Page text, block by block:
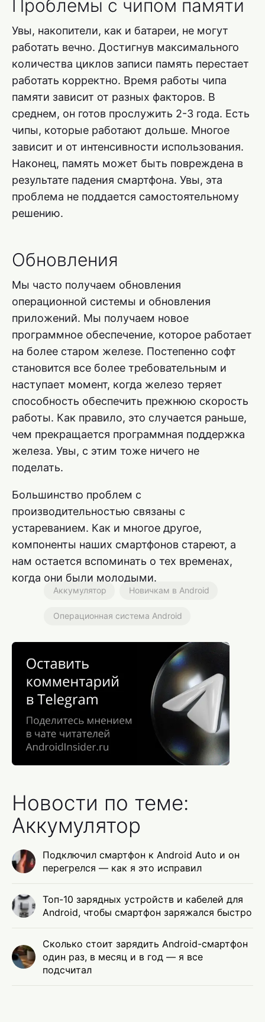
Проблемы с чипом памяти
Увы, накопители, как и батареи, не могут
работать вечно. Достигнув максимального
количества циклов записи память перестает
работать корректно. Время работы чипа
памяти зависит от разных факторов. В
среднем, он готов прослужить 2-3 года. Есть
чипы, которые работают дольше. Многое
зависит и от интенсивности использования.
Наконец, память может быть повреждена в
результате падения смартфона. Увы, эта
проблема не поддается самостоятельному
решению.
Обновления
Мы часто получаем обновления
операционной системы и обновления
приложений. Мы получаем новое
программное обеспечение, которое работает
на более старом железе. Постепенно софт
становится все более требовательным и
наступает момент, когда железо теряет
способность обеспечить прежнюю скорость
работы. Как правило, это случается раньше,
чем прекращается программная поддержка
железа. Увы, с этим тоже ничего не
поделать.
Большинство проблем с
производительностью связаны с
устареванием. Как и многое другое,
компоненты наших смартфонов стареют, а
нам остается вспоминать о тех временах,
когда они были молодыми.
Аккумулятор Новичкам в Android
Операционная система Android
Новости по теме:
Аккумулятор
Подключил смартфон к Android Auto и он
перегрелся — как я это исправил
Топ-10 зарядных устройств и кабелей для
Android, чтобы смартфон заряжался быстро
Сколько стоит зарядить Android-смартфон
один раз, в месяц и в год — я все
подсчитал